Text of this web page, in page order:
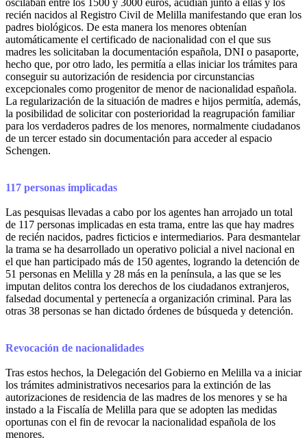
oscilaban entre los 1500 y 3000 euros, acudían junto a ellas y los
recién nacidos al Registro Civil de Melilla manifestando que eran los
padres biológicos. De esta manera los menores obtenían
automáticamente el certificado de nacionalidad con el que sus
madres les solicitaban la documentación española, DNI o pasaporte,
hecho que, por otro lado, les permitía a ellas iniciar los trámites para
conseguir su autorización de residencia por circunstancias
excepcionales como progenitor de menor de nacionalidad española.
La regularización de la situación de madres e hijos permitía, además,
la posibilidad de solicitar con posterioridad la reagrupación familiar
para los verdaderos padres de los menores, normalmente ciudadanos
de un tercer estado sin documentación para acceder al espacio
Schengen.
117 personas implicadas
Las pesquisas llevadas a cabo por los agentes han arrojado un total
de 117 personas implicadas en esta trama, entre las que hay madres
de recién nacidos, padres ficticios e intermediarios. Para desmantelar
la trama se ha desarrollado un operativo policial a nivel nacional en
el que han participado más de 150 agentes, logrando la detención de
51 personas en Melilla y 28 más en la península, a las que se les
imputan delitos contra los derechos de los ciudadanos extranjeros,
falsedad documental y pertenecía a organización criminal. Para las
otras 38 personas se han dictado órdenes de búsqueda y detención.
Revocación de nacionalidades
Tras estos hechos, la Delegación del Gobierno en Melilla va a iniciar
los trámites administrativos necesarios para la extinción de las
autorizaciones de residencia de las madres de los menores y se ha
instado a la Fiscalía de Melilla para que se adopten las medidas
oportunas con el fin de revocar la nacionalidad española de los
menores.